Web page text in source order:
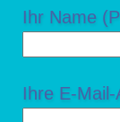
Ihr Name
Ihre E-